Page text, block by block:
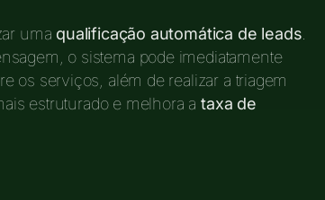
uma qualificação automática de leads
o sistema pode imediatamente
os serviços, além de realizar a triagem
estruturado e melhora ataxa de